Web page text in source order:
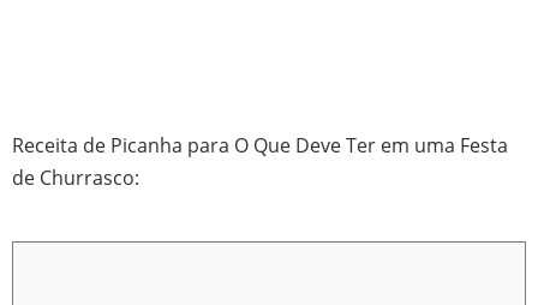
Receita de Picanha para O Que Deve Ter em uma Festa
de Churrasco: